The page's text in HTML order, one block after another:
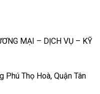
MẠI – DỊCH VỤ – KỸ
Phú Thọ Hoà, Quận Tân